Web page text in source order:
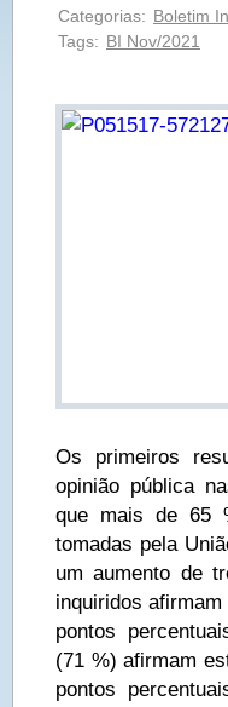
Categorias: Boletim
Tags: BI Nov/2021
Os primeiros
opinião pública
que mais de 65
tomadas pela
um aumento de
inquiridos
pontos
(71 %) afirmam
pontos